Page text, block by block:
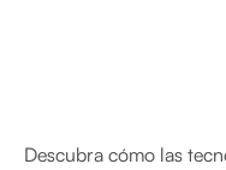
Descubra cómo las